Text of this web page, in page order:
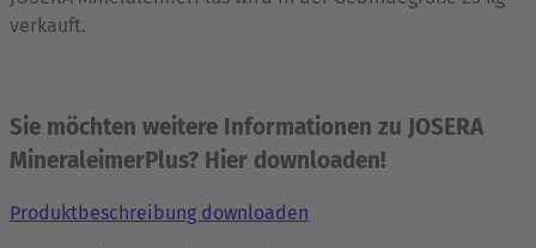
verkauft.
Sie möchten weitere Informationen zu JOSERA
MineraleimerPlus? Hier downloaden!
Produktbeschreibung downloaden